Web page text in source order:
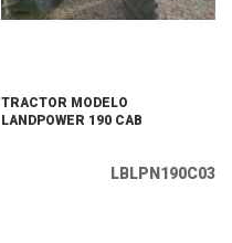
TRACTOR MODELO
LANDPOWER 190 CAB
LBLPN190C03